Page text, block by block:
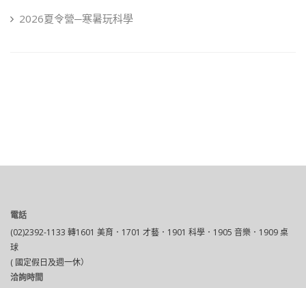
2026夏令營─寒暑玩科學
電話
(02)2392-1133 轉1601 美育．1701 才藝．1901 科學．1905 音樂．1909 桌
球
( 國定假日及週一休）
洽詢時間